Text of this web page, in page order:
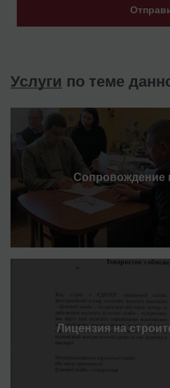
Услуги по теме
Сопровождение
Лицензия на